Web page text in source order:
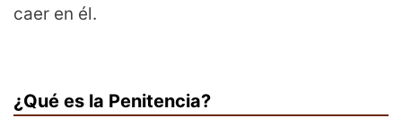
caer en él.
¿Qué es la Penitencia?